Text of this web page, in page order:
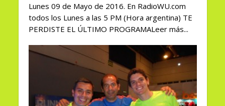
Lunes 09 de Mayo de 2016. En RadioWU.com
todos los Lunes a las 5 PM (Hora argentina) TE
PERDISTE EL ÚLTIMO PROGRAMALeer más...